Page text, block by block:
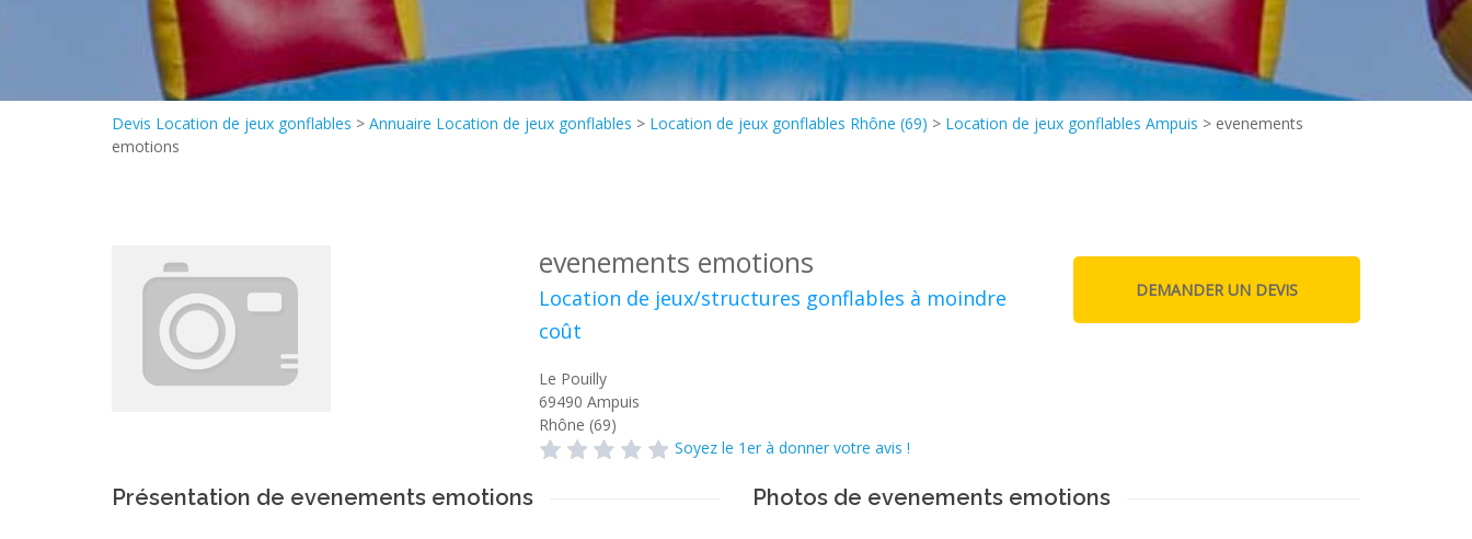
Devis Location de jeux gonflables > Annuaire Location de jeux gonflables > Location de jeux gonflables Rhône (69) > Location de jeux gonflables Ampuis > evenements
emotions
evenements emotions
Location de jeux/structures gonflables à moindre
coût
Le Pouilly
69490 Ampuis
Rhône (69)
Soyez le 1er à donner votre avis !
Présentation de evenements emotions Photos de evenements emotions